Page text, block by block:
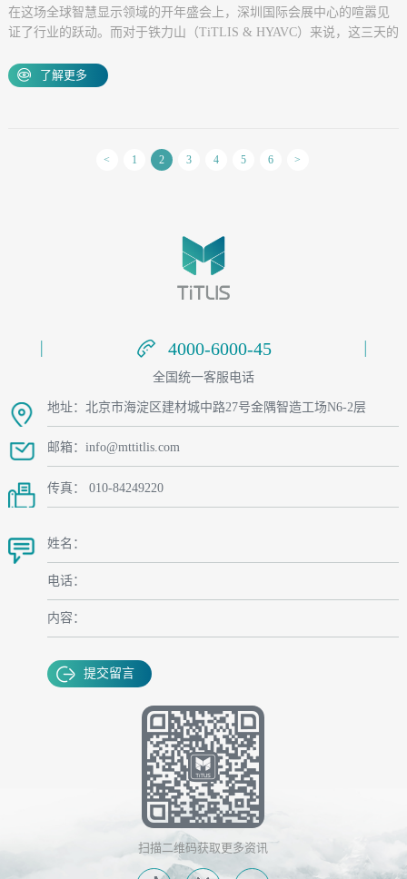
在这场全球智慧显示领域的开年盛会上，深圳国际会展中心的喧嚣见
证了行业的跃动。而对于铁力山（TiTLIS & HYAVC）来说，这三天的
探讨关键任务环境下，“显”与“控”的无限可能。
了解更多
< 1 2 3 4 5 6 >
4000-6000-45
4000-6000-45
全国统一客服电话
地址：北京市海淀区建材城中路27号金隅智造工场N6-2层
邮箱：info@mttitlis.com
传真： 010-84249220
姓名：
电话：
内容：
提交留言
扫描二维码获取更多资讯